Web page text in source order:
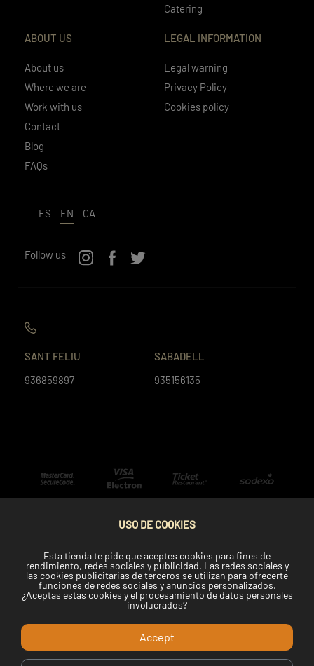
Catering
ABOUT US
About us
Where we are
Work with us
Contact
Blog
FAQs
LEGAL INFORMATION
Legal warning
Privacy Policy
Cookies policy
ES EN CA
Follow us
SANT FELIU
936859897
SABADELL
935156135
Copyright © 2022 Telemaki.com.
USO DE COOKIES
Esta tienda te pide que aceptes cookies para fines de
rendimiento, redes sociales y publicidad. Las redes sociales y
las cookies publicitarias de terceros se utilizan para ofrecerte
funciones de redes sociales y anuncios personalizados.
¿Aceptas estas cookies y el procesamiento de datos personales
involucrados?
Accept